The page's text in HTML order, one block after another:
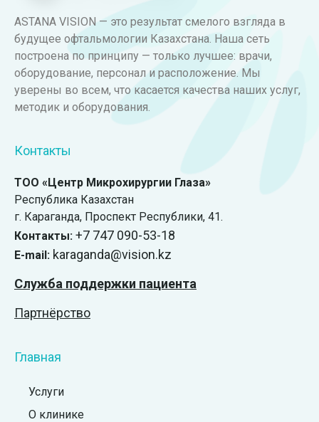
ASTANA VISION — это результат смелого взгляда в
будущее офтальмологии Казахстана. Наша сеть
построена по принципу — только лучшее: врачи,
оборудование, персонал и расположение. Мы
уверены во всем, что касается качества наших услуг,
методик и оборудования.
Контакты
ТОО «Центр Микрохирургии Глаза»
Республика Казахстан
г. Караганда, ​Проспект Республики, 41.
Контакты: +7 747 090-53-18
E-mail: karaganda@vision.kz
Служба поддержки пациента
Партнёрство
Главная
Услуги
О клинике